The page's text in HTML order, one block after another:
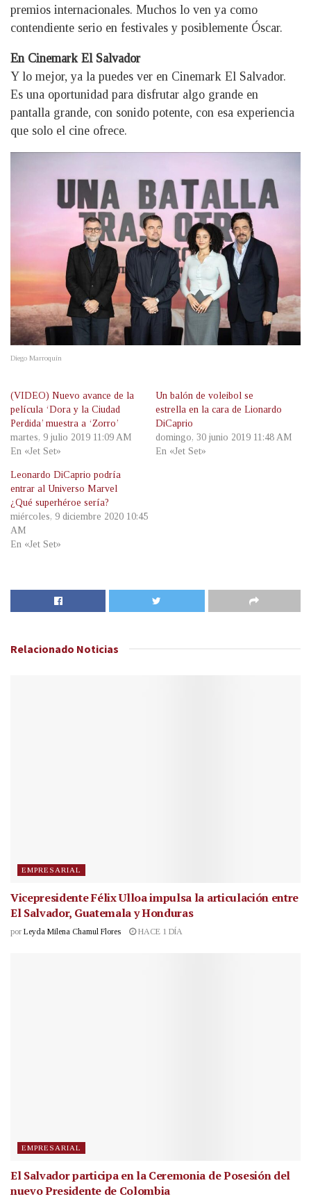
premios internacionales. Muchos lo ven ya como
contendiente serio en festivales y posiblemente Óscar.
En Cinemark El Salvador
Y lo mejor, ya la puedes ver en Cinemark El Salvador.
Es una oportunidad para disfrutar algo grande en
pantalla grande, con sonido potente, con esa experiencia
que solo el cine ofrece.
Diego Marroquín
(VIDEO) Nuevo avance de la
película ‘Dora y la Ciudad
Perdida’ muestra a ‘Zorro’
martes, 9 julio 2019 11:09 AM
En «Jet Set»
Un balón de voleibol se
estrella en la cara de Lionardo
DiCaprio
domingo, 30 junio 2019 11:48 AM
En «Jet Set»
Leonardo DiCaprio podría
entrar al Universo Marvel
¿Qué superhéroe sería?
miércoles, 9 diciembre 2020 10:45
AM
En «Jet Set»
Relacionado Noticias
EMPRESARIAL
Vicepresidente Félix Ulloa impulsa la articulación entre
El Salvador, Guatemala y Honduras
por Leyda Milena Chamul Flores HACE 1 DÍA
EMPRESARIAL
El Salvador participa en la Ceremonia de Posesión del
nuevo Presidente de Colombia